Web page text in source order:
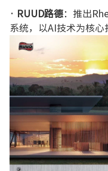
· RUUD路德：推出
系统，以AI技术为核心